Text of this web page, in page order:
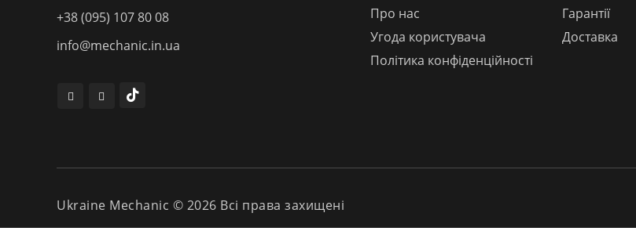
+38 (095) 107 80 08
info@mechanic.in.ua
Про нас
Угода користувача
Політика конфіденційності
Гарантії
Доставка
Ukraine Mechanic © 2026 Всі права захищені